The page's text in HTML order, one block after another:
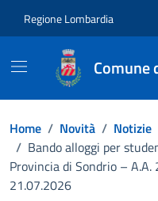
Regione Lombardia
Comune
Home / Novità / Notizie
/ Bando alloggi per
Provincia di Sondrio –
21.07.2026